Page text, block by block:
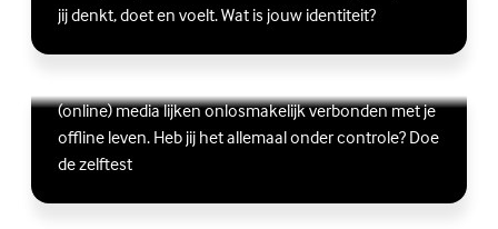
jij denkt, doet en voelt. Wat is jouw identiteit?
Ben jij digitaal in balans?
(online) media lijken onlosmakelijk verbonden met je
offline leven. Heb jij het allemaal onder controle? Doe
de zelftest
Lees meer over Ben jij digitaal in balans?
(Externe link)
Vriendschap